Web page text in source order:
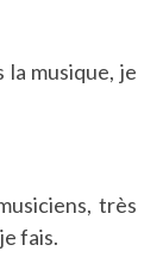
la musique, je
très
fais.